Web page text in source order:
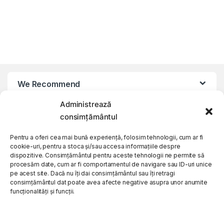
Administrează
consimțământul
Pentru a oferi cea mai bună experiență, folosim tehnologii, cum ar fi
cookie-uri, pentru a stoca și/sau accesa informațiile despre
dispozitive. Consimțământul pentru aceste tehnologii ne permite să
procesăm date, cum ar fi comportamentul de navigare sau ID-uri unice
pe acest site. Dacă nu îți dai consimțământul sau îți retragi
consimțământul dat poate avea afecte negative asupra unor anumite
funcționalități și funcții.
We Recommend
My Account
Customer Care
About Us